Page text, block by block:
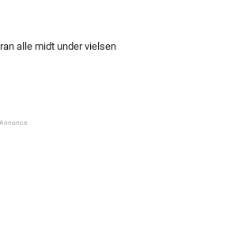
alle midt under vielsen